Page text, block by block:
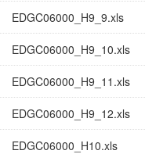
EDGC06000_H9_9.xls
EDGC06000_H9_10.xls
EDGC06000_H9_11.xls
EDGC06000_H9_12.xls
EDGC06000_H10.xls